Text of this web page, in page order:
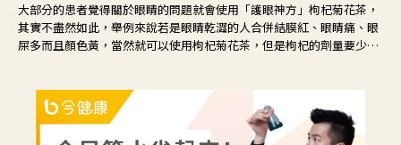
大部分的患者覺得關於眼睛的問題就會使用「護眼神方」枸杞菊花茶，
其實不盡然如此，舉例來說若是眼睛乾澀的人合併結膜紅、眼睛痛、眼
屎多而且顏色黃，當然就可以使用枸杞菊花茶，但是枸杞的劑量要少，
候就要使用菊花、金銀花來治療；假如單純的眼睛乾澀，結膜沒有紅，
眼睛周圍沒有眼屎，這種情況是屬於「陰虛」，就可以使用枸杞、蓮
藕、麥門冬、山藥等比較滋潤的藥材，效果就更顯著。